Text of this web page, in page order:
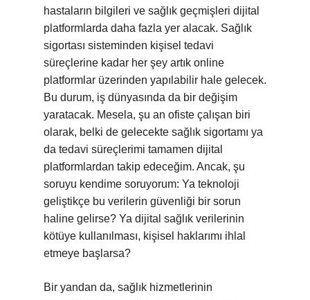
hastaların bilgileri ve sağlık geçmişleri dijital
platformlarda daha fazla yer alacak. Sağlık
sigortası sisteminden kişisel tedavi
süreçlerine kadar her şey artık online
platformlar üzerinden yapılabilir hale gelecek.
Bu durum, iş dünyasında da bir değişim
yaratacak. Mesela, şu an ofiste çalışan biri
olarak, belki de gelecekte sağlık sigortamı ya
da tedavi süreçlerimi tamamen dijital
platformlardan takip edeceğim. Ancak, şu
soruyu kendime soruyorum: Ya teknoloji
geliştikçe bu verilerin güvenliği bir sorun
haline gelirse? Ya dijital sağlık verilerinin
kötüye kullanılması, kişisel haklarımı ihlal
etmeye başlarsa?
Bir yandan da, sağlık hizmetlerinin